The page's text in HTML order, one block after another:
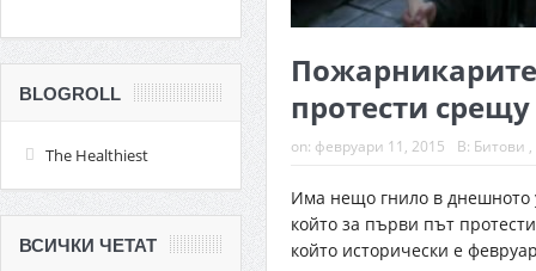
протести
on: февруари 11, 2015 В: Битови ,
Има нещо гнило в
който за първи път
който исторически е
BLOGROLL
The Healthiest
ВСИЧКИ ЧЕТАТ